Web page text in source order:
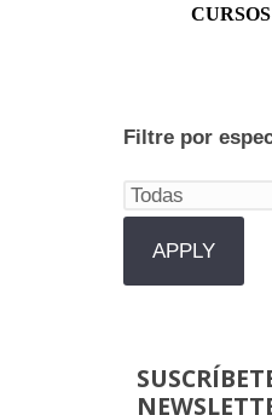
Menú
Filtre por